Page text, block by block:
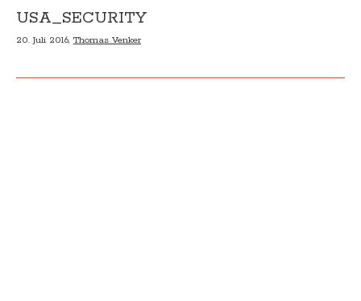
USA_SECURITY
20. Juli 2016, Thomas Venker